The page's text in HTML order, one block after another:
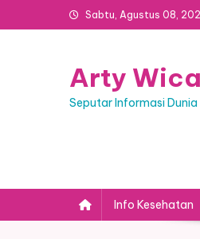
to
Sabtu, Agustus 08,
Arty
Seputar Informasi
Info Kesehatan